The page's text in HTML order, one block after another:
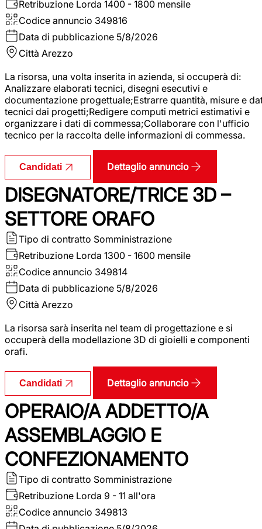
Retribuzione Lorda 1400 - 1800 mensile
Codice annuncio 349816
Data di pubblicazione 5/8/2026
Città Arezzo
La risorsa, una volta inserita in azienda, si occuperà di:
Analizzare elaborati tecnici, disegni esecutivi e
documentazione progettuale;Estrarre quantità, misure e
tecnici dai progetti;Redigere computi metrici estimativi e
organizzare i dati di commessa;Collaborare con l'ufficio
tecnico per la raccolta delle informazioni di commessa.
Candidati Dettaglio annuncio
DISEGNATORE/TRICE 3D –
SETTORE ORAFO
Tipo di contratto Somministrazione
Retribuzione Lorda 1300 - 1600 mensile
Codice annuncio 349814
Data di pubblicazione 5/8/2026
Città Arezzo
La risorsa sarà inserita nel team di progettazione e si
occuperà della modellazione 3D di gioielli e componenti
orafi.
Candidati Dettaglio annuncio
OPERAIO/A ADDETTO/A
ASSEMBLAGGIO E
CONFEZIONAMENTO
Tipo di contratto Somministrazione
Retribuzione Lorda 9 - 11 all'ora
Codice annuncio 349813